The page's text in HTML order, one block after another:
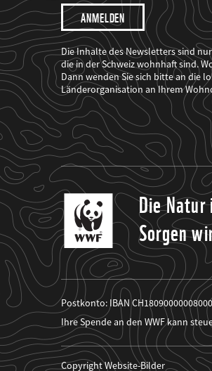
Ich
möchte,
dass
der
WWF
mich
über
seine
Projekte
informiert.
Die Inhalte des Newsletters sind
die in der Schweiz wohnhaft sind.
Dann wenden Sie sich bitte an die
Länderorganisation an Ihrem
Die
Sorgen
Postkonto: IBAN
Ihre Spende an den WWF kann
Copyright Website-Bilder